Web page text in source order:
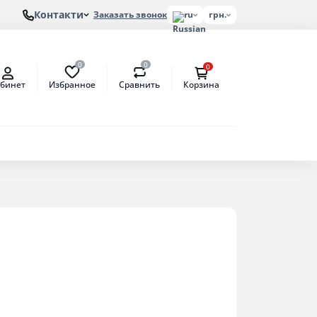
Контакти Заказать звонок ru грн.
0
Избранное
0
Сравнить
0
Корзина